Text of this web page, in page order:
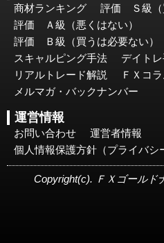
商材ランキング
評価 Ｓ級（
評価 Ａ級（悪くはない）
評価 Ｂ級（買うは必要ない）
スキャルピング手法
デイト
リアルトレード解説
ＦＸコラ
メルマガ・バックナンバー
運営情報
お問い合わせ
運営者情報
個人情報保護方針（プライバシ
Copyright(c). ＦＸゴールド